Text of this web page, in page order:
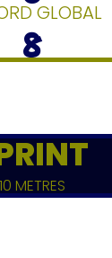
GLOBAL
8
10 METRES